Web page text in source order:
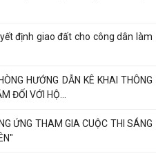
quyết đinh về việc giao đất có
hưởng hỗ trợ theo Nghị quyết
nghị đánh giá công tác cải cách